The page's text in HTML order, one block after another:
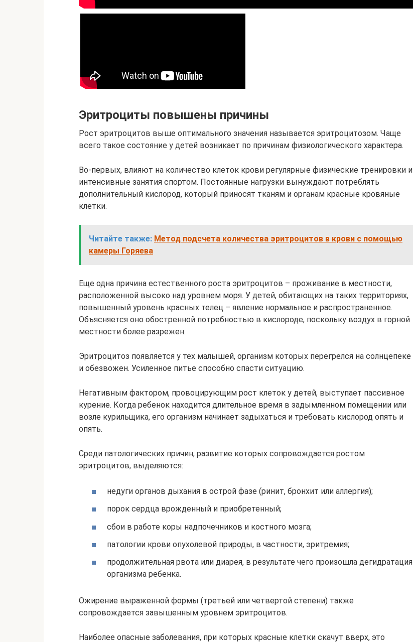
Эритроциты повышены причины
Рост эритроцитов выше оптимального значения называется эритроцитозом. Чаще
всего такое состояние у детей возникает по причинам физиологического характера.
Во-первых, влияют на количество клеток крови регулярные физические тренировки и
интенсивные занятия спортом. Постоянные нагрузки вынуждают потреблять
дополнительный кислород, который приносят тканям и органам красные кровяные
клетки.
Читайте также: Метод подсчета количества эритроцитов в крови с помощью
камеры Горяева
Еще одна причина естественного роста эритроцитов – проживание в местности,
расположенной высоко над уровнем моря. У детей, обитающих на таких территориях,
повышенный уровень красных телец – явление нормальное и распространенное.
Объясняется оно обостренной потребностью в кислороде, поскольку воздух в горной
местности более разрежен.
Эритроцитоз появляется у тех малышей, организм которых перегрелся на солнцепеке
и обезвожен. Усиленное питье способно спасти ситуацию.
Негативным фактором, провоцирующим рост клеток у детей, выступает пассивное
курение. Когда ребенок находится длительное время в задымленном помещении или
возле курильщика, его организм начинает задыхаться и требовать кислород опять и
опять.
Среди патологических причин, развитие которых сопровождается ростом
эритроцитов, выделяются:
недуги органов дыхания в острой фазе (ринит, бронхит или аллергия);
порок сердца врожденный и приобретенный;
сбои в работе коры надпочечников и костного мозга;
патологии крови опухолевой природы, в частности, эритремия;
продолжительная рвота или диарея, в результате чего произошла дегидратация
организма ребенка.
Ожирение выраженной формы (третьей или четвертой степени) также
сопровождается завышенным уровнем эритроцитов.
Наиболее опасные заболевания, при которых красные клетки скачут вверх, это